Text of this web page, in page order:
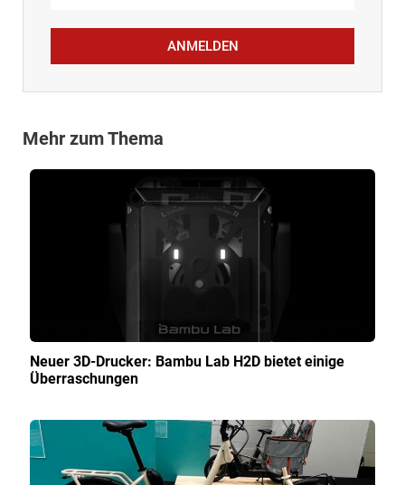
ANMELDEN
Mehr zum Thema
Neuer 3D-Drucker: Bambu Lab H2D bietet einige
Überraschungen